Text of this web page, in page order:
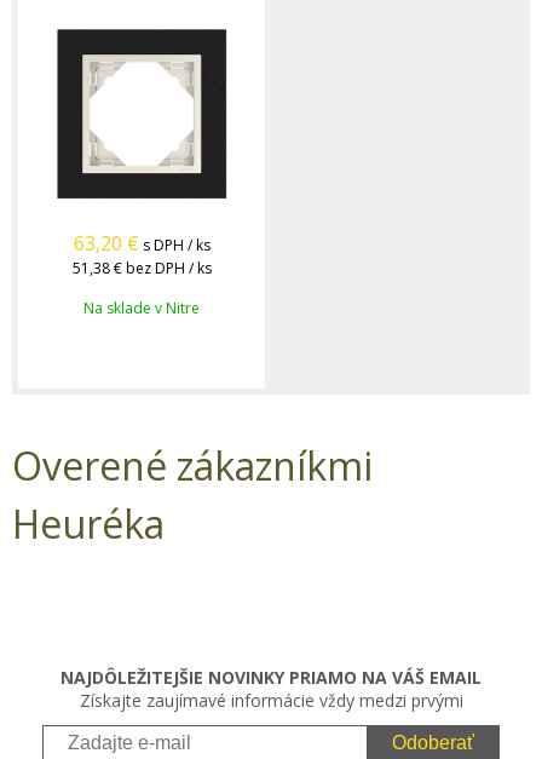
63,20 € s DPH / ks
51,38 € bez DPH / ks
Na sklade v Nitre
Overené zákazníkmi
Heuréka
NAJDÔLEŽITEJŠIE NOVINKY PRIAMO NA VÁŠ EMAIL
Získajte zaujímavé informácie vždy medzi prvými
Odoberať